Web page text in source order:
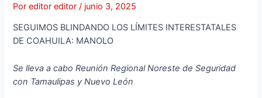
Poreditor editor/ junio 3, 2025
SEGUIMOS BLINDANDO LOS LÍMITES INTERESTATALES
DE COAHUILA: MANOLO
Se lleva a cabo Reunión Regional Noreste de Seguridad
con Tamaulipas y Nuevo León